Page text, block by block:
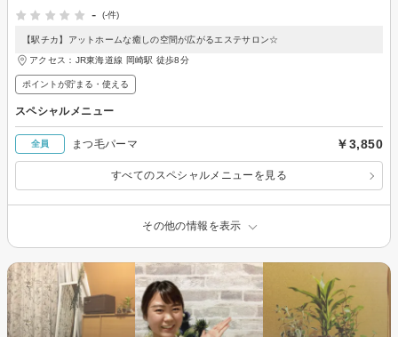
-
(-件)
【駅チカ】アットホームな癒しの空間が広がるエステサロン☆
アクセス：JR東海道線 岡崎駅 徒歩8分
ポイントが貯まる・使える
スペシャルメニュー
全員 まつ毛パーマ ￥3,850
すべてのスペシャルメニューを見る
その他の情報を表示